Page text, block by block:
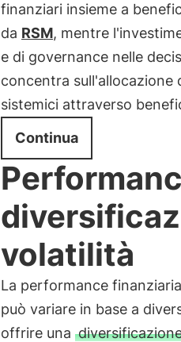
finanziari insieme a
da RSM, mentre
e di governance nelle
concentra sull'allocazione
sistemici attraverso
Continua
volatilità
La performance
può variare in base a
offrire una